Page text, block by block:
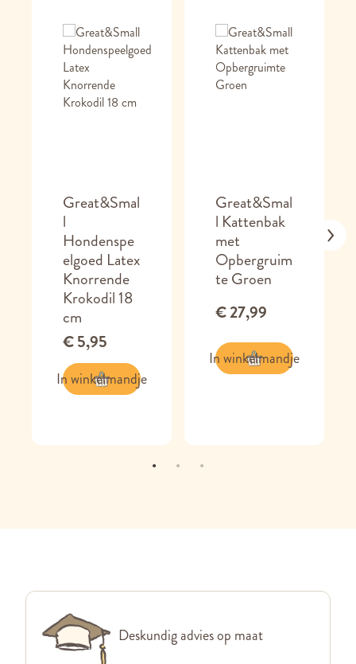
Great&Smal
l
Hondenspe
elgoed Latex
Knorrende
Krokodil 18
cm
€ 5,95
In winkelmandje
Great&Smal
l Kattenbak
met
Opbergruim
te Groen
€ 27,99
In winkelmandje
Deskundig advies op maat